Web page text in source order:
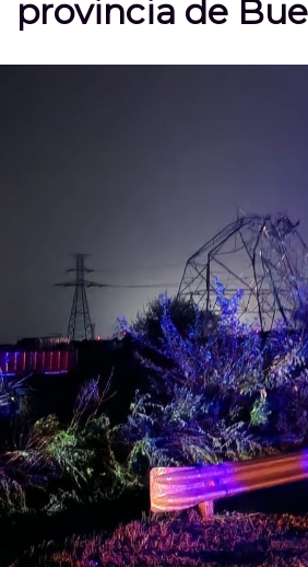
provincia de